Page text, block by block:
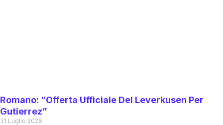
Romano: “Offerta Ufficiale Del Leverkusen Per
Gutierrez”
31 Luglio 2026